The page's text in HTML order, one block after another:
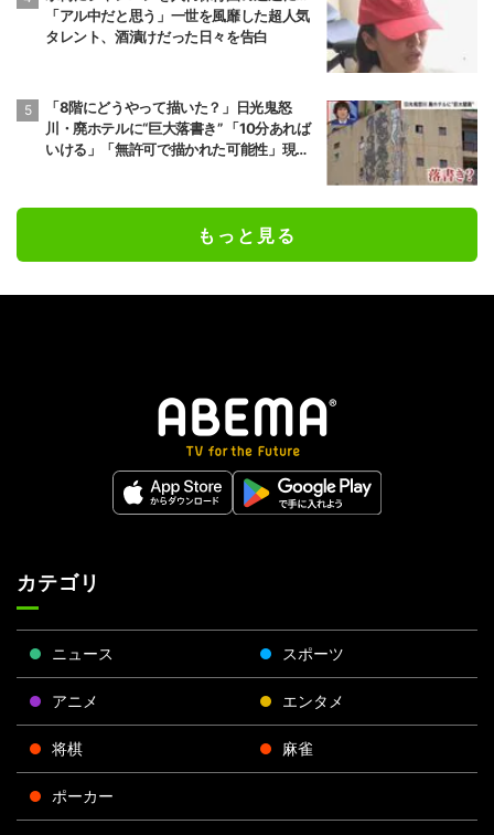
「アル中だと思う」一世を風靡した超人気
タレント、酒漬けだった日々を告白
「8階にどうやって描いた？」日光鬼怒
川・廃ホテルに“巨大落書き” 「10分あれば
いける」「無許可で描かれた可能性」現役
もっと見る
カテゴリ
ニュース スポーツ
アニメ エンタメ
将棋 麻雀
ポーカー